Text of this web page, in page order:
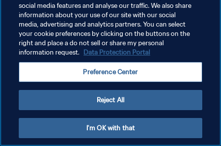
DATENSCHUTZ
NUTZUNGSBEDINGUNGEN
COOKIE-EINSTELLUNGEN VERWALTEN
social media features and analyse our traffic. We also share
information about your use of our site with our social
media, advertising and analytics partners. You can select
your cookie preferences by clicking on the buttons on the
right and place a do not sell or share my personal
information request. Data Protection Portal
Preference Center
Reject All
I'm OK with that